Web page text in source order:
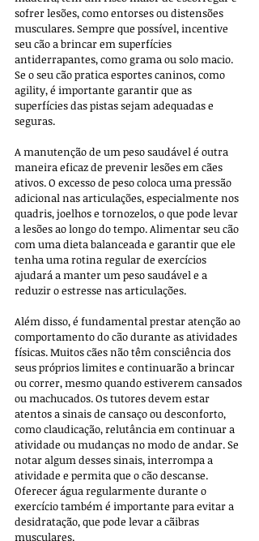
sofrer lesões, como entorses ou distensões
musculares. Sempre que possível, incentive
seu cão a brincar em superfícies
antiderrapantes, como grama ou solo macio.
Se o seu cão pratica esportes caninos, como
agility, é importante garantir que as
superfícies das pistas sejam adequadas e
seguras.
A manutenção de um peso saudável é outra
maneira eficaz de prevenir lesões em cães
ativos. O excesso de peso coloca uma pressão
adicional nas articulações, especialmente nos
quadris, joelhos e tornozelos, o que pode levar
a lesões ao longo do tempo. Alimentar seu cão
com uma dieta balanceada e garantir que ele
tenha uma rotina regular de exercícios
ajudará a manter um peso saudável e a
reduzir o estresse nas articulações.
Além disso, é fundamental prestar atenção ao
comportamento do cão durante as atividades
físicas. Muitos cães não têm consciência dos
seus próprios limites e continuarão a brincar
ou correr, mesmo quando estiverem cansados
ou machucados. Os tutores devem estar
atentos a sinais de cansaço ou desconforto,
como claudicação, relutância em continuar a
atividade ou mudanças no modo de andar. Se
notar algum desses sinais, interrompa a
atividade e permita que o cão descanse.
Oferecer água regularmente durante o
exercício também é importante para evitar a
desidratação, que pode levar a cãibras
musculares.